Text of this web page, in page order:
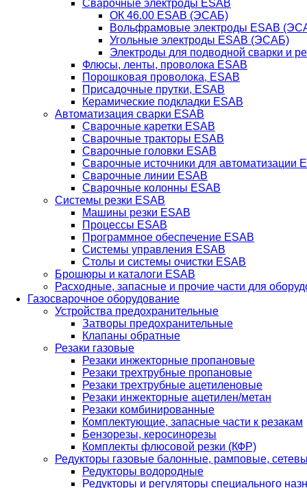
Сварочные электроды ESAB
ОК 46.00 ESAB (ЭСАБ)
Вольфрамовые электроды ESAB
Угольные электроды ESAB (ЭСАБ)
Электроды для подводной сварки и
Флюсы, ленты, проволока ESAB
Порошковая проволока, ESAB
Присадочные прутки, ESAB
Керамические подкладки ESAB
Автоматизация сварки ESAB
Сварочные каретки ESAB
Сварочные тракторы ESAB
Сварочные головки ESAB
Сварочные источники для автоматизации
Сварочные линии ESAB
Сварочные колонны ESAB
Системы резки ESAB
Машины резки ESAB
Процессы ESAB
Программное обеспечение ESAB
Системы управления ESAB
Столы и системы очистки ESAB
Брошюры и каталоги ESAB
Расходные, запасные и прочие части для
Газосварочное оборудование
Устройства предохранительные
Затворы предохранительные
Клапаны обратные
Резаки газовые
Резаки инжекторные пропановые
Резаки трехтрубные пропановые
Резаки трехтрубные ацетиленовые
Резаки инжекторные ацетилен/метан
Резаки комбинированные
Комплектующие, запасные части к резакам
Бензорезы, керосинорезы
Комплекты флюсовой резки (КФР)
Редукторы газовые балонные, рамповые,
Редукторы водородные
Редукторы и регуляторы специального